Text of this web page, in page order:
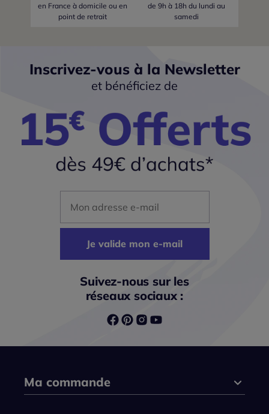
en France à domicile ou en
point de retrait
de 9h à 18h du lundi au
samedi
Inscrivez-vous à la Newsletter
et bénéficiez de
Je valide mon e-mail
Suivez-nous sur les
réseaux sociaux :
Ma commande